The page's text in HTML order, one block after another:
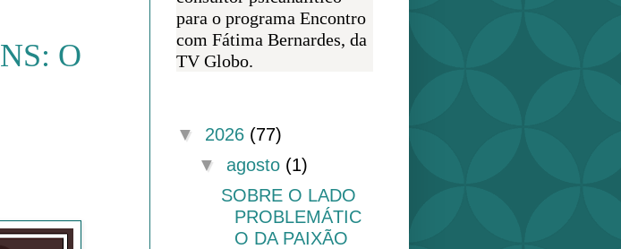
O
para o programa Encontro
com Fátima Bernardes, da
TV Globo.
▼ 2026 (77)
▼ agosto (1)
SOBRE O LADO
PROBLEMÁTIC
O DA PAIXÃO